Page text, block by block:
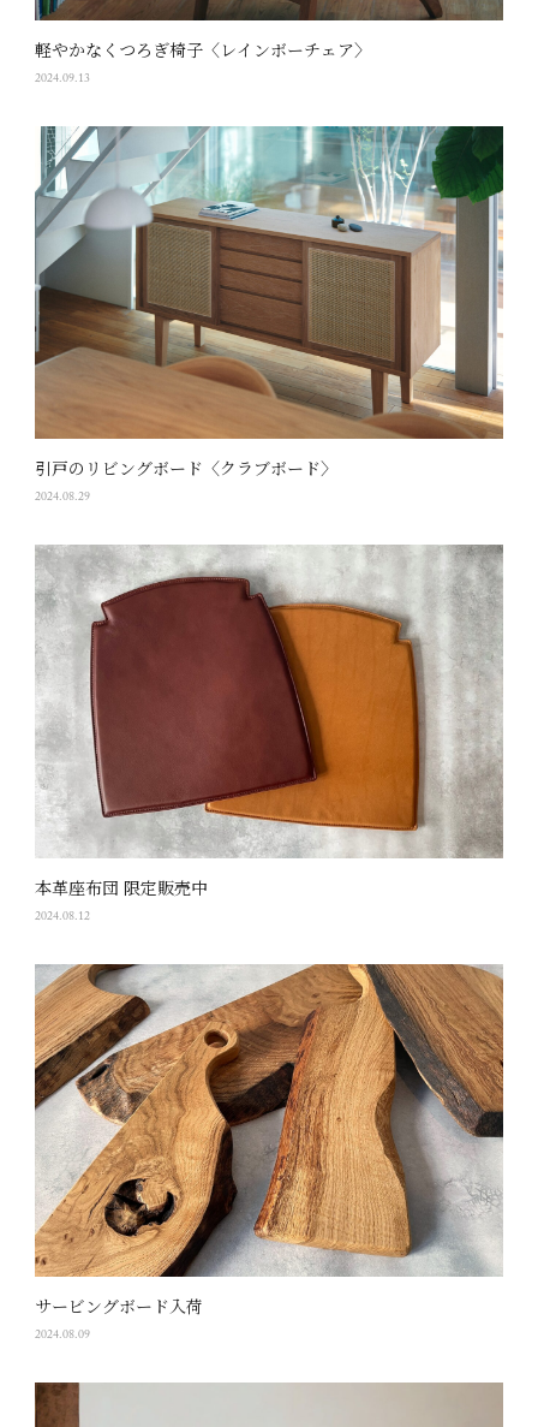
軽やかなくつろぎ椅子〈レインボーチェア〉
2024.09.13
引戸のリビングボード〈クラブボード〉
2024.08.29
本革座布団 限定販売中
2024.08.12
サービングボード入荷
2024.08.09